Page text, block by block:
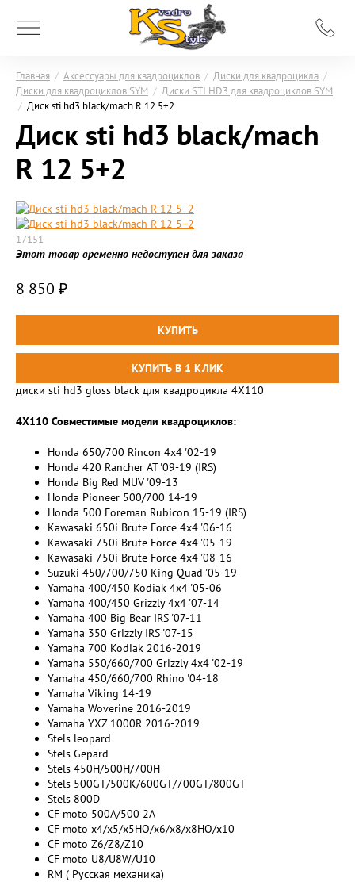
Главная / Аксессуары для квадроциклов / Диски для квадроцикла /
Диски для квадроциклов SYM / Диски STI HD3 для квадроциклов SYM
/ Диск sti hd3 black/mach R 12 5+2
Диск sti hd3 black/mach
R 12 5+2
17151
Этот товар временно недоступен для заказа
8 850 ₽
диски sti hd3 gloss black для квадроцикла 4X110
4X110 Совместимые модели квадроциклов:
Honda 650/700 Rincon 4x4 '02-19
Honda 420 Rancher AT '09-19 (IRS)
Honda Big Red MUV '09-13
Honda Pioneer 500/700 14-19
Honda 500 Foreman Rubicon 15-19 (IRS)
Kawasaki 650i Brute Force 4x4 '06-16
Kawasaki 750i Brute Force 4x4 '05-19
Kawasaki 750i Brute Force 4x4 '08-16
Suzuki 450/700/750 King Quad '05-19
Yamaha 400/450 Kodiak 4x4 '05-06
Yamaha 400/450 Grizzly 4x4 '07-14
Yamaha 400 Big Bear IRS '07-11
Yamaha 350 Grizzly IRS '07-15
Yamaha 700 Kodiak 2016-2019
Yamaha 550/660/700 Grizzly 4x4 '02-19
Yamaha 450/660/700 Rhino '04-18
Yamaha Viking 14-19
Yamaha Woverine 2016-2019
Yamaha YXZ 1000R 2016-2019
Stels leopard
Stels Gepard
Stels 450H/500H/700H
Stels 500GT/500K/600GT/700GT/800GT
Stels 800D
CF moto 500A/500 2A
CF moto x4/x5/x5HO/x6/x8/x8HO/x10
CF moto Z6/Z8/Z10
CF moto U8/U8W/U10
RM ( Русская механика)